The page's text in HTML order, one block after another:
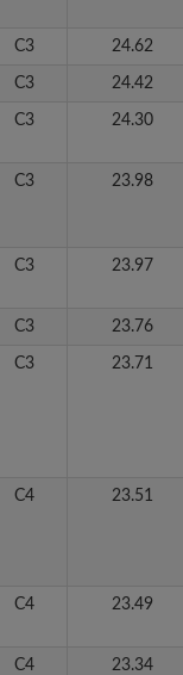
C3 24.62
C3 24.42
C3 24.30
C3 23.98
C3 23.97
C3 23.76
C3 23.71
C4 23.51
C4 23.49
C4 23.34